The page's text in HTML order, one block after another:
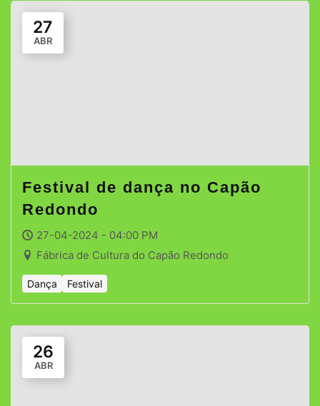
27
ABR
Festival de dança no Capão
Redondo
27-04-2024 - 04:00 PM
Fábrica de Cultura do Capão Redondo
Dança Festival
26
ABR